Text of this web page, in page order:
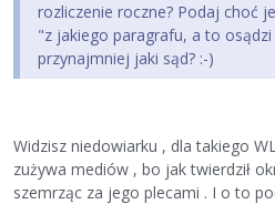
rozliczenie roczne? Podaj choć
"z jakiego paragrafu, a to
przynajmniej jaki sąd? :-)
Widzisz niedowiarku , dla takiego
zużywa mediów , bo jak twierdził
szemrząc za jego plecami . I o to